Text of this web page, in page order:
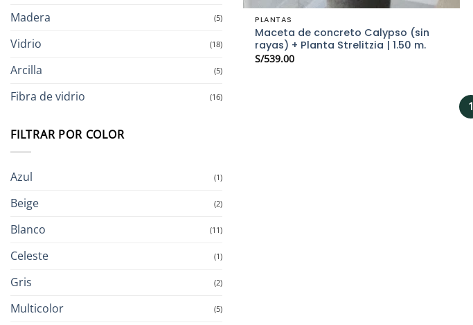
Madera (5)
Vidrio (18)
Arcilla (5)
Fibra de vidrio (16)
FILTRAR POR COLOR
Azul (1)
Beige (2)
Blanco (11)
Celeste (1)
Gris (2)
Multicolor (5)
PLANTAS
Maceta de concreto Calypso (sin
rayas) + Planta Strelitzia | 1.50 m.
S/539.00
1